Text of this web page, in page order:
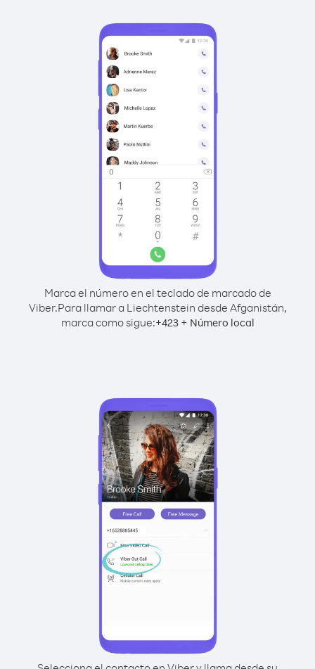
Marca el número en el teclado de marcado de
Viber.Para llamar a Liechtenstein desde Afganistán,
marca como sigue:+423+ Número local